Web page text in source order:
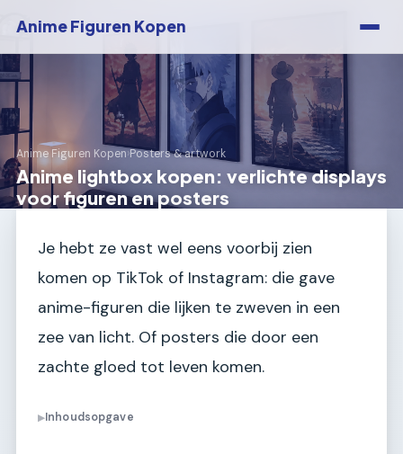
Anime Figuren Kopen
Anime Figuren Kopen›Posters & artwork
Anime lightbox kopen: verlichte displays
voor figuren en posters
Je hebt ze vast wel eens voorbij zien
komen op TikTok of Instagram: die gave
anime-figuren die lijken te zweven in een
zee van licht. Of posters die door een
zachte gloed tot leven komen.
▶Inhoudsopgave